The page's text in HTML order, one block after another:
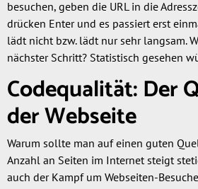
besuchen, geben die URL in die
drücken Enter und es passiert erst
lädt nicht bzw. lädt nur sehr langsam.
nächster Schritt? Statistisch gesehen
Codequalität: Der
der Webseite
Warum sollte man auf einen guten
Anzahl an Seiten im Internet steigt
auch der Kampf um Webseiten-